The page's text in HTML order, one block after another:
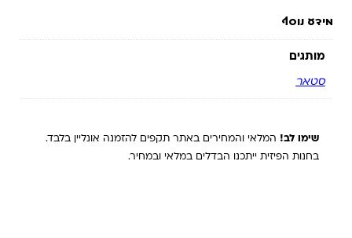
מידע נוסף
מותגים
סטאר
שימו לב! המלאי והמחירים באתר תקפים להזמנה אונליין בלבד.
בחנות הפיזית ייתכנו הבדלים במלאי ובמחיר.